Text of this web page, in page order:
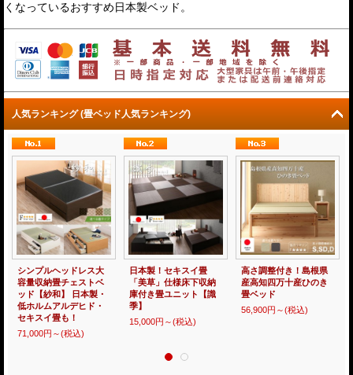
くなっているおすすめ日本製ベッド。
人気ランキング (畳ベッド人気ランキング)
シンプルヘッドレス大
容量収納畳チェストベ
ッド【紗和】 日本製・
低ホルムアルデヒド・
セキスイ畳も！
71,000円～(税込)
日本製！セキスイ畳
「美草」仕様床下収納
庫付き畳ユニット【識
季】
15,000円～(税込)
高さ調整付き！島根県
産高知四万十産ひのき
畳ベッド
56,900円～(税込)